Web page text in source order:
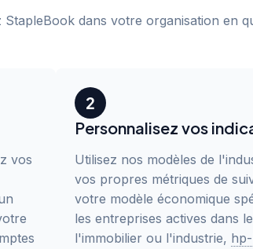
StapleBook dans votre organisation en
vos
2
Personnalisez vos
Utilisez nos modèles de
vos propres métriques de
votre modèle économique
les entreprises actives dans
l'immobilier ou l'industrie,